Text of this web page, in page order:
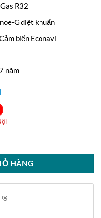
R32
G diệt khuẩn
biến Econavi
năm
HÀNG